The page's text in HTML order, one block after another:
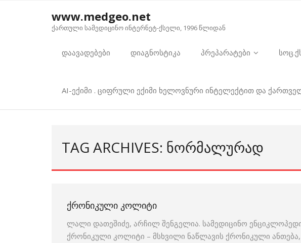
www.medgeo.net
ქართული სამედიცინო ინტერნეტ-ქსელი, 1996 წლიდან
დაავადებები დიაგნოსტიკა პრეპარატები
AI-ექიმი . ციფრული ექიმი ხელოვნური ინტელექტით და
TAG ARCHIVES: ᲜᲝᲠᲛᲐᲚᲣᲠᲐᲓ
ᲥᲠᲝᲜᲘᲙᲣᲚᲘ ᲙᲝᲚᲘᲢᲘ
ლალი დათეშიძე, არჩილ შენგელია. სამედიცინო
ქრონიკული კოლიტი – მსხვილი ნაწლავის ქრონიკული